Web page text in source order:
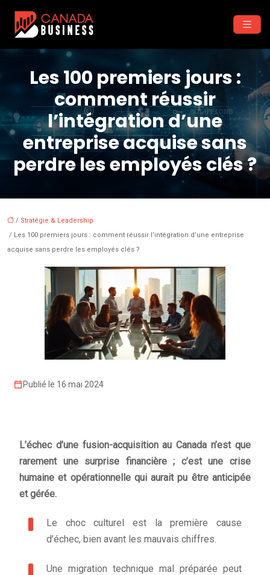
Les 100 premiers jours :
comment réussir
l’intégration d’une
entreprise acquise sans
perdre les employés clés ?
/ Stratégie & Leadership
/ Les 100 premiers jours : comment réussir l’intégration d’une entreprise
acquise sans perdre les employés clés ?
Publié le 16 mai 2024
L’échec d’une fusion-acquisition au Canada n’est que
rarement une surprise financière ; c’est une crise
humaine et opérationnelle qui aurait pu être anticipée
et gérée.
Le choc culturel est la première cause
d’échec, bien avant les mauvais chiffres.
Une migration technique mal préparée peut